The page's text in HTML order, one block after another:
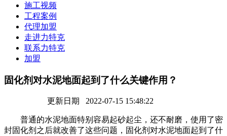
施工视频
工程案例
代理加盟
走进力特克
联系力特克
加盟
固化剂对水泥地面起到了什么关键作用？
更新日期 2022-07-15 15:48:22
普通的水泥地面特别容易起砂起尘，还不耐磨，使用了密
封固化剂之后就改善了这些问题，固化剂对水泥地面起到了什